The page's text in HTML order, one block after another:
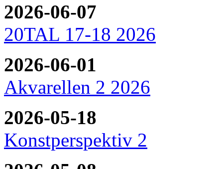
2026-06-07
20TAL 17-18 2026
2026-06-01
Akvarellen 2 2026
2026-05-18
Konstperspektiv 2